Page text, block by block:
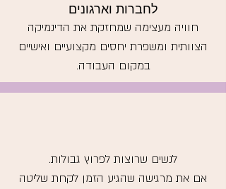
לחברות וארגונים
חוויה מעצימה שמחזקת את הדינמיקה
הצוותית ומשפרת יחסים מקצועיים ואישיים
במקום העבודה.
לנשים שרוצות לפרוץ גבולות.
אם את מרגישה שהגיע הזמן לקחת שליטה